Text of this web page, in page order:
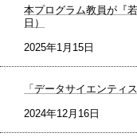
本プログラム教員が『
日）
2025年1月15日
「データサイエンティ
2024年12月16日